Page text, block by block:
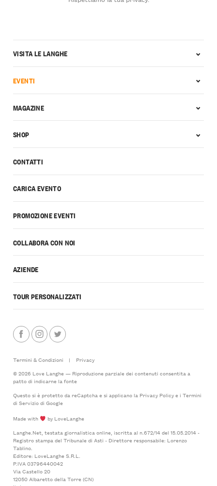
CONTATTI
CARICA EVENTO
PROMOZIONE EVENTI
COLLABORA CON NOI
AZIENDE
TOUR PERSONALIZZATI
VISITA LE LANGHE
EVENTI
MAGAZINE
SHOP
Termini & Condizioni |
Privacy
© 2026 Love Langhe — Riproduzione parziale dei contenuti consentita a
patto di indicarne la fonte
Questo si è protetto da reCaptcha e si applicano la Privacy Policye i Termini
di Serviziodi Google
Made with
by LoveLanghe
Langhe.Net, testata giornalistica online, iscritta al n.672/14 del 15.05.2014 -
Registro stampa del Tribunale di Asti - Direttore responsabile: Lorenzo
Tablino.
Editore: LoveLanghe S.R.L.
P.IVA 03796440042
Via Castello 20
12050 Albaretto della Torre (CN)